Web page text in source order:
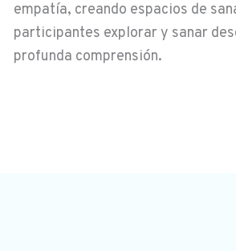
empatía, creando espacios de
participantes explorar y sanar
profunda comprensión.